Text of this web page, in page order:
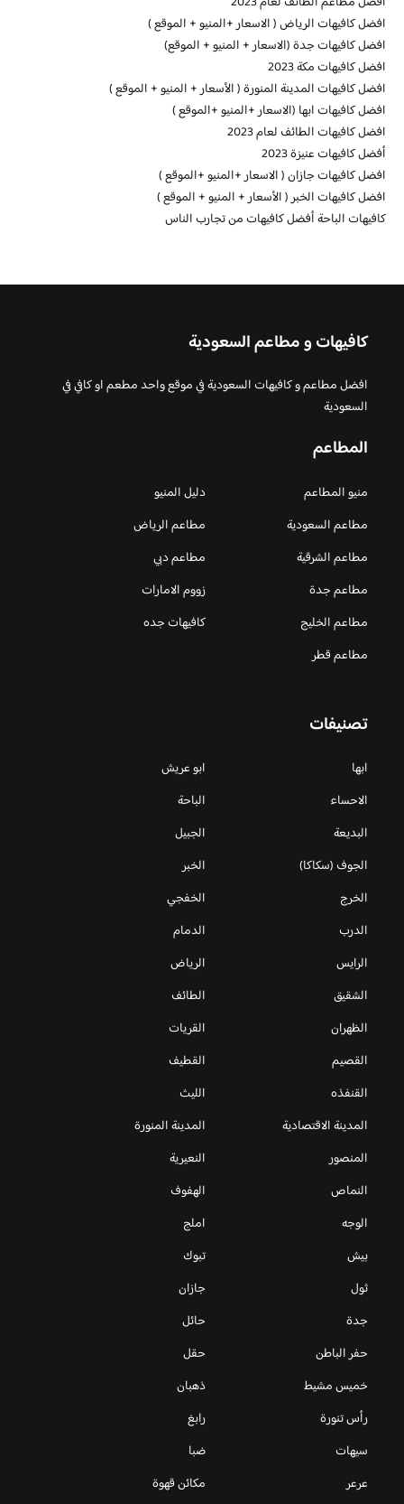
افضل كافيهات الرياض ( الاسعار +المنيو + الموقع )
افضل كافيهات جدة (الاسعار + المنيو + الموقع)
افضل كافيهات مكة 2023
افضل كافيهات المدينة المنورة ( الأسعار + المنيو + الموقع )
افضل كافيهات ابها (الاسعار +المنيو +الموقع )
افضل كافيهات الطائف لعام 2023
أفضل كافيهات عنيزة 2023
افضل كافيهات جازان ( الاسعار +المنيو +الموقع )
افضل كافيهات الخبر ( الأسعار + المنيو + الموقع )
كافيهات الباحة أفضل كافيهات من تجارب الناس
كافيهات و مطاعم السعودية
افضل مطاعم و كافيهات السعودية في موقع واحد مطعم او كافي في
السعودية
المطاعم
منيو المطاعم
دليل المنيو
مطاعم السعودية
مطاعم الرياض
مطاعم الشرقية
مطاعم دبي
مطاعم جدة
زووم الامارات
مطاعم الخليج
كافيهات جده
مطاعم قطر
تصنيفات
ابها
ابو عريش
الاحساء
الباحة
البديعة
الجبيل
الجوف (سكاكا)
الخبر
الخرج
الخفجي
الدرب
الدمام
الرايس
الرياض
الشقيق
الطائف
الظهران
القريات
القصيم
القطيف
القنفذه
الليث
المدينة الاقتصادية
المدينة المنورة
المنصور
النعيرية
النماص
الهفوف
الوجه
املج
بيش
تبوك
ثول
جازان
جدة
حائل
حفر الباطن
حقل
خميس مشيط
ذهبان
رأس تنورة
رابغ
سيهات
ضبا
عرعر
مكائن قهوة